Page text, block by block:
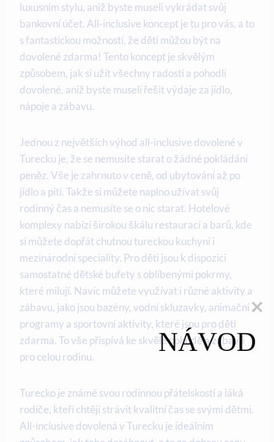
luxusním stylu, aniž byste museli vykrádat svůj
bankovní účet. All-inclusive koncept je tu pro vás, a to
s fantastickou možností, že děti můžou být na
dovolené zdarma! Tento koncept je skvělým
způsobem, jak si užít všechny radosti a pohodlí
dovolené, aniž byste museli řešit výdaje za jídlo,
nápoje a zábavu.
Jednou z největších výhod all-inclusive dovolené v
Turecku je, že se nemusíte starat o žádné pokládání
peněz. Vše je zahrnuto v ceně, od ubytování až po
jídlo a pití. Takže si můžete naplno užívat svůj
rodinný čas a nemusíte se o nic starat. Hotelové
komplexy nabízí širokou škálu restaurací a barů, kde
si můžete dopřát chutnou tureckou kuchyni i
mezinárodní speciality. Pro děti jsou k dispozici
samostatné dětské bufety s oblíbenými pokrmy,
které milují. Navíc můžete využívat i různé aktivity a
zábavu, jako jsou bazény, vodní skluzavky, animační
programy a sportovní aktivity, které jsou pro děti
zdarma. To vše přispívá ke skvělé pohodě a zábavě
pro celou rodinu.
Turecko je známé svou rodinnou přátelskostí a láká
rodiče, kteří chtějí strávit kvalitní čas se svými dětmi.
All-inclusive dovolená v Turecku je ideálním
NÁVOD